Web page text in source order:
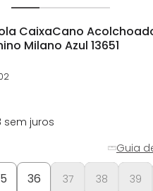
CaixaCano
Milano Azul 13651
sem juros
36 37 38 39
Guia